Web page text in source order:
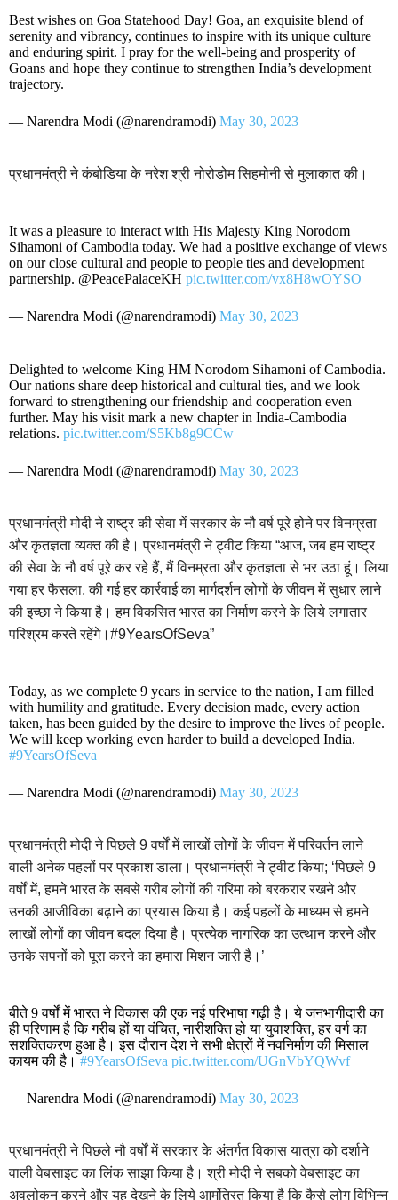
Best wishes on Goa Statehood Day! Goa, an exquisite blend of
serenity and vibrancy, continues to inspire with its unique culture
and enduring spirit. I pray for the well-being and prosperity of
Goans and hope they continue to strengthen India’s development
trajectory.
— Narendra Modi (@narendramodi) May 30, 2023
प्रधानमंत्री ने कंबोडिया के नरेश श्री नोरोडोम सिहमोनी से मुलाकात की।
It was a pleasure to interact with His Majesty King Norodom
Sihamoni of Cambodia today. We had a positive exchange of views
on our close cultural and people to people ties and development
partnership. @PeacePalaceKH pic.twitter.com/vx8H8wOYSO
— Narendra Modi (@narendramodi) May 30, 2023
Delighted to welcome King HM Norodom Sihamoni of Cambodia.
Our nations share deep historical and cultural ties, and we look
forward to strengthening our friendship and cooperation even
further. May his visit mark a new chapter in India-Cambodia
relations. pic.twitter.com/S5Kb8g9CCw
— Narendra Modi (@narendramodi) May 30, 2023
प्रधानमंत्री मोदी ने राष्ट्र की सेवा में सरकार के नौ वर्ष पूरे होने पर विनम्रता
और कृतज्ञता व्यक्त की है। प्रधानमंत्री ने ट्वीट किया “आज, जब हम राष्ट्र
की सेवा के नौ वर्ष पूरे कर रहे हैं, मैं विनम्रता और कृतज्ञता से भर उठा हूं। लिया
गया हर फैसला, की गई हर कार्रवाई का मार्गदर्शन लोगों के जीवन में सुधार लाने
की इच्छा ने किया है। हम विकसित भारत का निर्माण करने के लिये लगातार
परिश्रम करते रहेंगे।#9YearsOfSeva”
Today, as we complete 9 years in service to the nation, I am filled
with humility and gratitude. Every decision made, every action
taken, has been guided by the desire to improve the lives of people.
We will keep working even harder to build a developed India.
#9YearsOfSeva
— Narendra Modi (@narendramodi) May 30, 2023
प्रधानमंत्री मोदी ने पिछले 9 वर्षों में लाखों लोगों के जीवन में परिवर्तन लाने
वाली अनेक पहलों पर प्रकाश डाला। प्रधानमंत्री ने ट्वीट किया; ‘पिछले 9
वर्षों में, हमने भारत के सबसे गरीब लोगों की गरिमा को बरकरार रखने और
उनकी आजीविका बढ़ाने का प्रयास किया है। कई पहलों के माध्यम से हमने
लाखों लोगों का जीवन बदल दिया है। प्रत्येक नागरिक का उत्थान करने और
उनके सपनों को पूरा करने का हमारा मिशन जारी है।’
बीते 9 वर्षों में भारत ने विकास की एक नई परिभाषा गढ़ी है। ये जनभागीदारी का
ही परिणाम है कि गरीब हों या वंचित, नारीशक्ति हो या युवाशक्ति, हर वर्ग का
सशक्तिकरण हुआ है। इस दौरान देश ने सभी क्षेत्रों में नवनिर्माण की मिसाल
कायम की है। #9YearsOfSeva pic.twitter.com/UGnVbYQWvf
— Narendra Modi (@narendramodi) May 30, 2023
प्रधानमंत्री ने पिछले नौ वर्षों में सरकार के अंतर्गत विकास यात्रा को दर्शाने
वाली वेबसाइट का लिंक साझा किया है। श्री मोदी ने सबको वेबसाइट का
अवलोकन करने और यह देखने के लिये आमंत्रित किया है कि कैसे लोग विभिन्न